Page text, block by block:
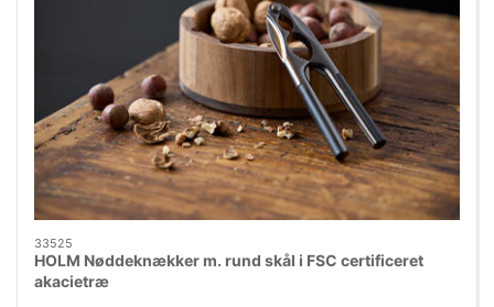
33525
HOLM Nøddeknækker m. rund skål i FSC certificeret
akacietræ